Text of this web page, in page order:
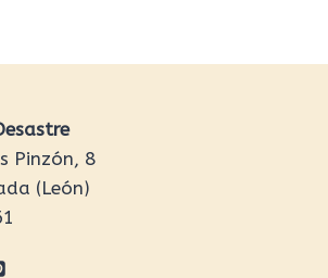
Pinzón, 8
(León)